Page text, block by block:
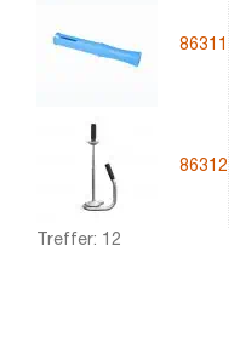
86311
86312
Treffer: 12